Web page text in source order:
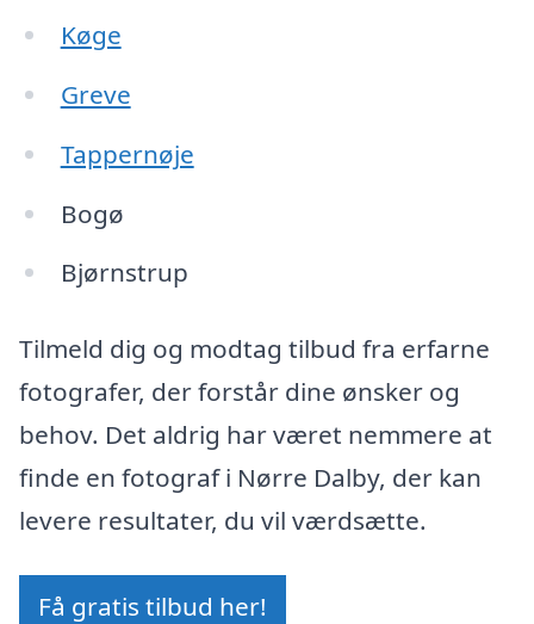
Køge
Greve
Tappernøje
Bogø
Bjørnstrup
Tilmeld dig og modtag tilbud fra erfarne
fotografer, der forstår dine ønsker og
behov. Det aldrig har været nemmere at
finde en fotograf i Nørre Dalby, der kan
levere resultater, du vil værdsætte.
Få gratis tilbud her!